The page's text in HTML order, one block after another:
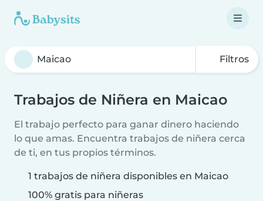
Filtros
Trabajos de Niñera en Maicao
El trabajo perfecto para ganar dinero haciendo
lo que amas. Encuentra trabajos de niñera cerca
de ti, en tus propios términos.
1 trabajos de niñera disponibles en Maicao
100% gratis para niñeras